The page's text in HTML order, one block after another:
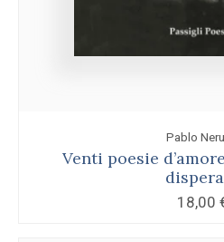
Pablo
Venti poesie
18,00